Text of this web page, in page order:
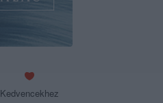
Kedvencekhez